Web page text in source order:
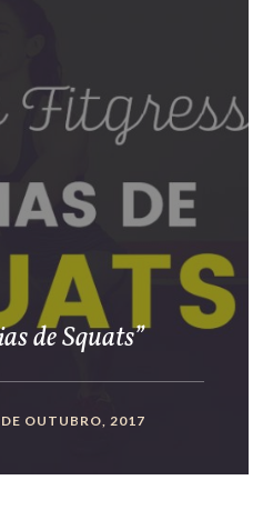
de Squats”
OUTUBRO, 2017